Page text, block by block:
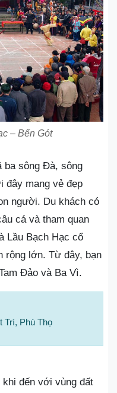
– Bến Gót
ba sông Đà, sông
đây mang vẻ đẹp
người. Du khách có
cá và tham quan
Lầu Bạch Hạc cổ
rộng lớn. Từ đây, bạn
Đảo và Ba Vì.
Trì, Phú Thọ
đến với vùng đất